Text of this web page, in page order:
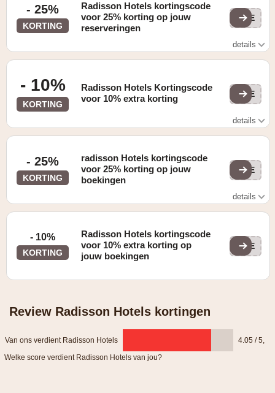
- 25%
KORTING
Radisson Hotels kortingscode
voor 25% korting op jouw
reserveringen
PRE
details
- 10%
KORTING
Radisson Hotels Kortingscode
voor 10% extra korting
PRE
details
- 25%
KORTING
radisson Hotels kortingscode
voor 25% korting op jouw
boekingen
PRE
details
- 10%
KORTING
Radisson Hotels kortingscode
voor 10% extra korting op
jouw boekingen
PRE
Review Radisson Hotels kortingen
Van ons verdient Radisson Hotels 4.05 / 5
Welke score verdient Radisson Hotels van jou?